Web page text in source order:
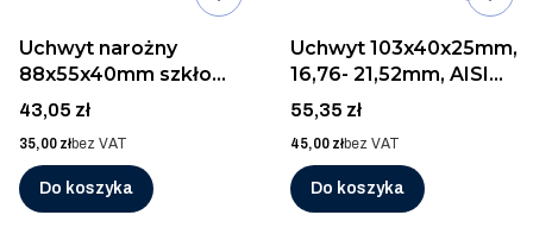
Uchwyt narożny
88x55x40mm szkło
16,76 - 21,52mm, AISI
316, SZLIF
Cena
43,05 zł
Cena
35,00 złbez VAT
Do koszyka
Uchwyt 103x40x25mm,
16,76- 21,52mm, AISI
316, RAL 9005 MAT
Cena
55,35 zł
Cena
45,00 złbez VAT
Do koszyka